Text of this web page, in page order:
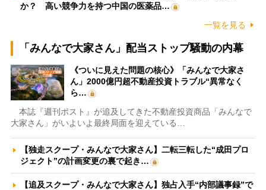
か？ 高い競争力を持つ中国の医薬品…
一覧を見る
「みんなで大家さん」配当ストップ騒動の内幕
《ついに見えた問題の核心》「みんなで大家さ
ん」2000億円超不動産投資トラブル“異常なく
ら…
本誌『週刊ポスト』が追及してきた不動産投資商品「みんなで
大家さん」がいよいよ最終局面を迎えている…
【独走スクープ・みんなで大家さん】二転三転した“成田プロ
ジェクト”の計画変更の裏で起き…
【追及スクープ・みんなで大家さん】独占入手“内部議事録”で